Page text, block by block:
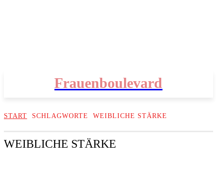
Frauenboulevard
START SCHLAGWORTE WEIBLICHE STÄRKE
WEIBLICHE STÄRKE